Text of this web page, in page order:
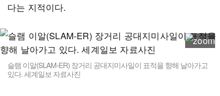
다는 지적이다.
슬램 이알(SLAM-ER) 장거리 공대지미사일이 표적을 향해 날아가고
있다. 세계일보 자료사진